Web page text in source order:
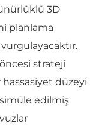
3D
planlama
strateji
düzeyi
edilmiş